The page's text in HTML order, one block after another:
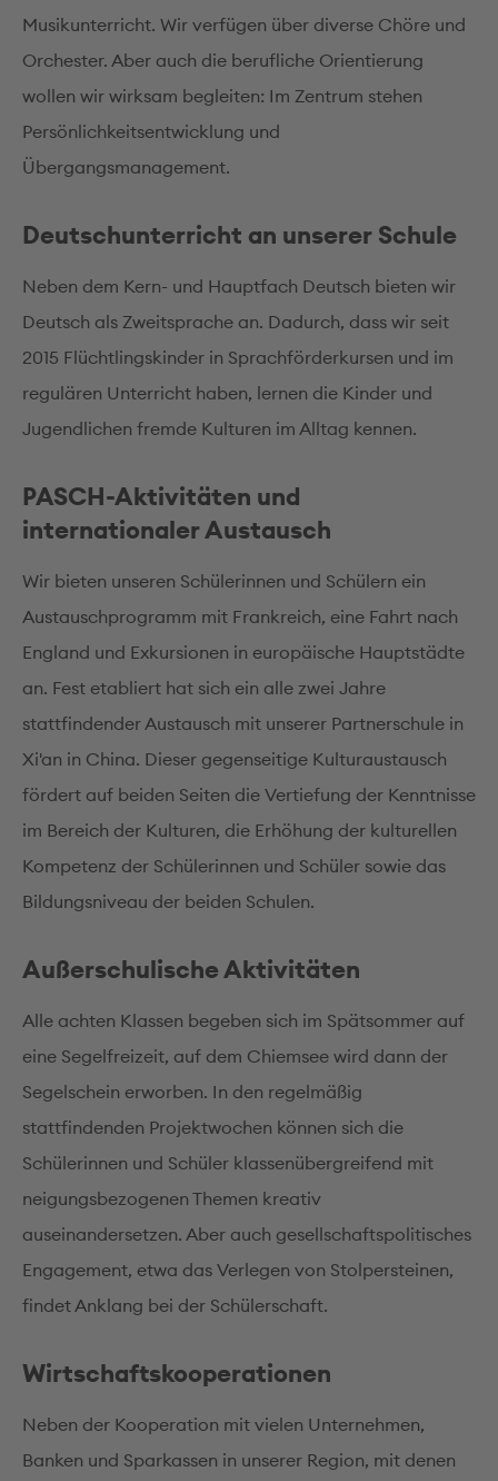
Musikunterricht. Wir verfügen über diverse Chöre und
Orchester. Aber auch die berufliche Orientierung
wollen wir wirksam begleiten: Im Zentrum stehen
Persönlichkeitsentwicklung und
Übergangsmanagement.
Deutschunterricht an unserer Schule
Neben dem Kern- und Hauptfach Deutsch bieten wir
Deutsch als Zweitsprache an. Dadurch, dass wir seit
2015 Flüchtlingskinder in Sprachförderkursen und im
regulären Unterricht haben, lernen die Kinder und
Jugendlichen fremde Kulturen im Alltag kennen.
PASCH-Aktivitäten und
internationaler Austausch
Wir bieten unseren Schülerinnen und Schülern ein
Austauschprogramm mit Frankreich, eine Fahrt nach
England und Exkursionen in europäische Hauptstädte
an. Fest etabliert hat sich ein alle zwei Jahre
stattfindender Austausch mit unserer Partnerschule in
Xi'an in China. Dieser gegenseitige Kulturaustausch
fördert auf beiden Seiten die Vertiefung der Kenntnisse
im Bereich der Kulturen, die Erhöhung der kulturellen
Kompetenz der Schülerinnen und Schüler sowie das
Bildungsniveau der beiden Schulen.
Außerschulische Aktivitäten
Alle achten Klassen begeben sich im Spätsommer auf
eine Segelfreizeit, auf dem Chiemsee wird dann der
Segelschein erworben. In den regelmäßig
stattfindenden Projektwochen können sich die
Schülerinnen und Schüler klassenübergreifend mit
neigungsbezogenen Themen kreativ
auseinandersetzen. Aber auch gesellschaftspolitisches
Engagement, etwa das Verlegen von Stolpersteinen,
findet Anklang bei der Schülerschaft.
Wirtschaftskooperationen
Neben der Kooperation mit vielen Unternehmen,
Banken und Sparkassen in unserer Region, mit denen